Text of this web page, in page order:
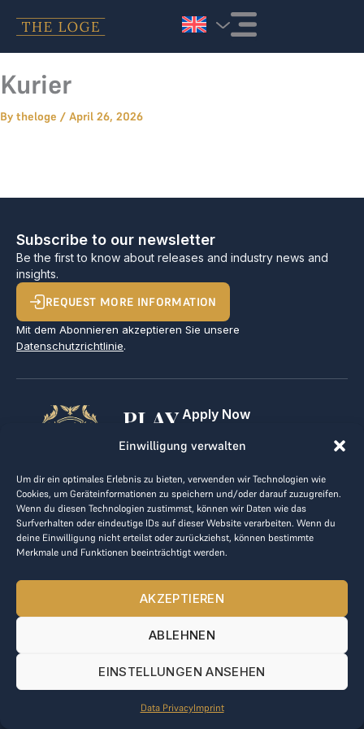
Einwilligung verwalten
Um dir ein optimales Erlebnis zu bieten, verwenden wir Technologien wie
Cookies, um Geräteinformationen zu speichern und/oder darauf zuzugreifen.
Wenn du diesen Technologien zustimmst, können wir Daten wie das
Surfverhalten oder eindeutige IDs auf dieser Website verarbeiten. Wenn du
deine Einwilligung nicht erteilst oder zurückziehst, können bestimmte
Merkmale und Funktionen beeinträchtigt werden.
AKZEPTIEREN
ABLEHNEN
EINSTELLUNGEN ANSEHEN
Data PrivacyImprint
Kurier
By theloge / April 26, 2026
Subscribe to our newsletter
Be the first to know about releases and industry news and
insights.
REQUEST MORE INFORMATION
Mit dem Abonnieren akzeptieren Sie unsere
Datenschutzrichtlinie.
PLAY
GOLF,
MAKE
BUSINESS
Apply Now
Contact
Terms & Conditions
Data Privacy
kontakt@the-loge.com
Our friendly team is here to help.
Mon-Fri from 8am to 5pm.
© 2025 The LOGE. All rights reserved.